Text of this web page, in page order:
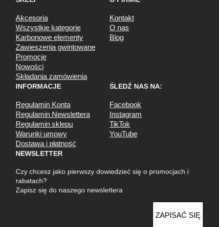
Akcesoria
Wszystkie kategorie
Karbonowe elementy
Zawieszenia gwintowane
Promocje
Nowości
Składania zamówienia
Kontakt
O nas
Blog
INFORMACJE
Regulamin Konta
Regulamin Newslettera
Regulamin sklepu
Warunki umowy
Dostawa i płatność
ŚLEDŹ NAS NA:
Facebook
Instagram
TikTok
YouTube
NEWSLETTER
Czy chcesz jako pierwszy dowiedzieć się o promocjach i
rabatach?
Zapisz się do naszego newslettera
ZAPISAĆ SIĘ